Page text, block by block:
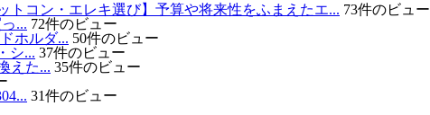
トコン・エレキ選び】予算や将来性をふまえたエ... 73件のビュー
... 72件のビュー
ホルダ... 50件のビュー
シ... 37件のビュー
えた... 35件のビュー
31件のビュー